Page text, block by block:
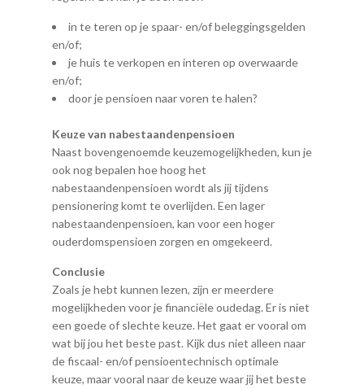
in te teren op je spaar- en/of beleggingsgelden
en/of;
je huis te verkopen en interen op overwaarde
en/of;
door je pensioen naar voren te halen?
Keuze van nabestaandenpensioen
Naast bovengenoemde keuzemogelijkheden, kun je
ook nog bepalen hoe hoog het
nabestaandenpensioen wordt als jij tijdens
pensionering komt te overlijden. Een lager
nabestaandenpensioen, kan voor een hoger
ouderdomspensioen zorgen en omgekeerd.
Conclusie
Zoals je hebt kunnen lezen, zijn er meerdere
mogelijkheden voor je financiële oudedag. Er is niet
een goede of slechte keuze. Het gaat er vooral om
wat bij jou het beste past. Kijk dus niet alleen naar
de fiscaal- en/of pensioentechnisch optimale
keuze, maar vooral naar de keuze waar jij het beste